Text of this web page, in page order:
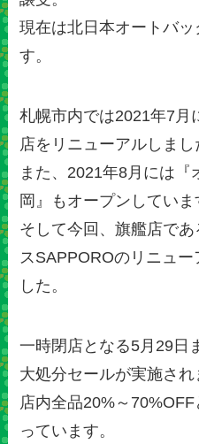
現在は北日本オートバ
す。
札幌市内では2021年7月
店をリニューアルしまし
また、2021年8月には
岡』もオープンしていま
そして今回、旗艦店で
スSAPPOROのリニュ
した。
一時閉店となる5月29日
大処分セールが実施され
店内全品20%～
っています。